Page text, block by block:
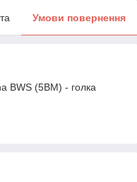
Умови повернення
BWS (5BM) - голка